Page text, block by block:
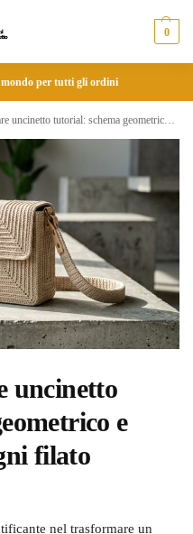
0
per tutti gli ordini
tutorial: schema geometrico e lineare adatto a ogni filato
uncinetto
e
filato
nel trasformare un